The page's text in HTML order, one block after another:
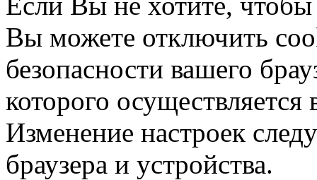
Вы можете отключить
безопасности вашего
которого
Изменение настроек
браузера и устройства.